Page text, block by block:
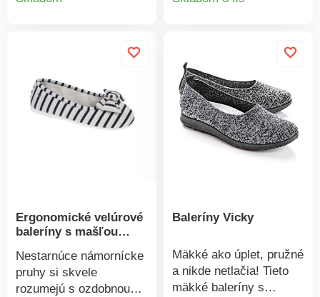
Ergonomické velúrové
baleríny s mašľou
Nestarnúce námornícke
pruhy si skvele
rozumejú s ozdobnou
Baleríny Vicky
Mäkké ako úplet, pružné
a nikde netlačia! Tieto
mäkké baleríny s